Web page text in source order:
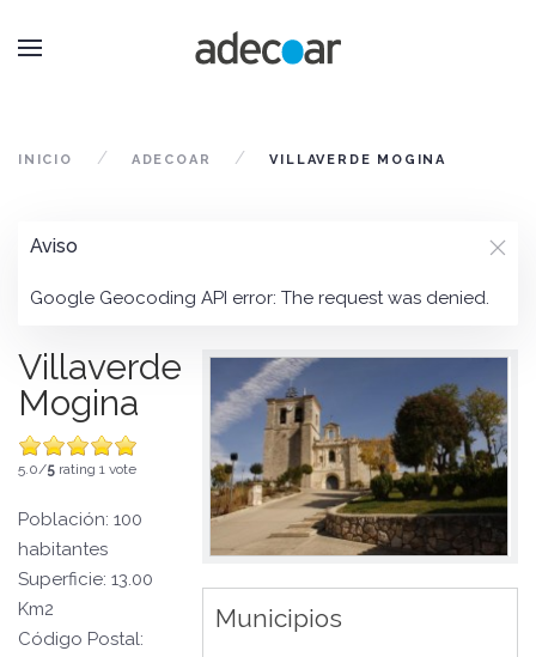
INICIO ADECOAR VILLAVERDE MOGINA
Aviso
Google Geocoding API error: The request was denied.
Municipios
Villaverde
Mogina
5.0/5 rating 1 vote
Población: 100
habitantes
Superficie: 13.00
Km2
Código Postal: